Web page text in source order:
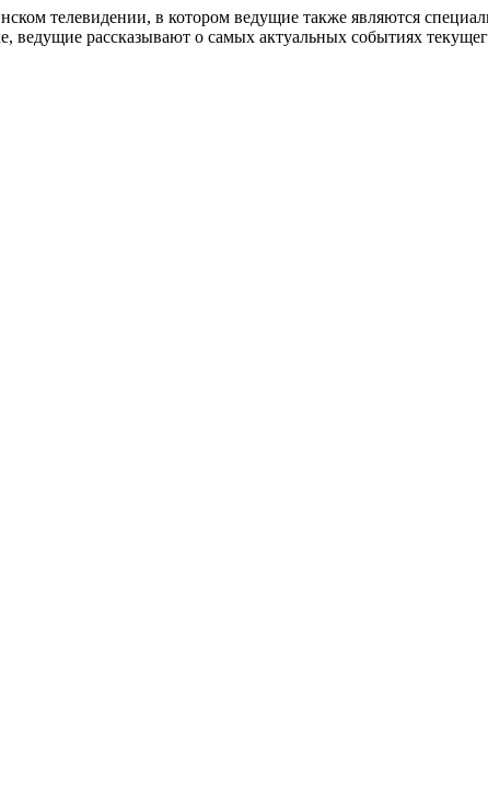
телевидении, в котором ведущие также являются
ведущие рассказывают о самых актуальных событиях